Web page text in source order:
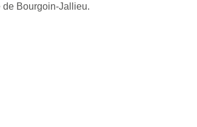
Bourgoin-Jallieu.